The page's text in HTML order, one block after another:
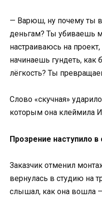
— Варюш, ну почему ты
деньгам? Ты убиваешь
настраиваюсь на
начинаешь гундеть, как
лёгкость? Ты
Слово «скучная»
которым она клеймила
Прозрение наступило
Заказчик отменил
вернулась в студию на
слышал, как она вошла